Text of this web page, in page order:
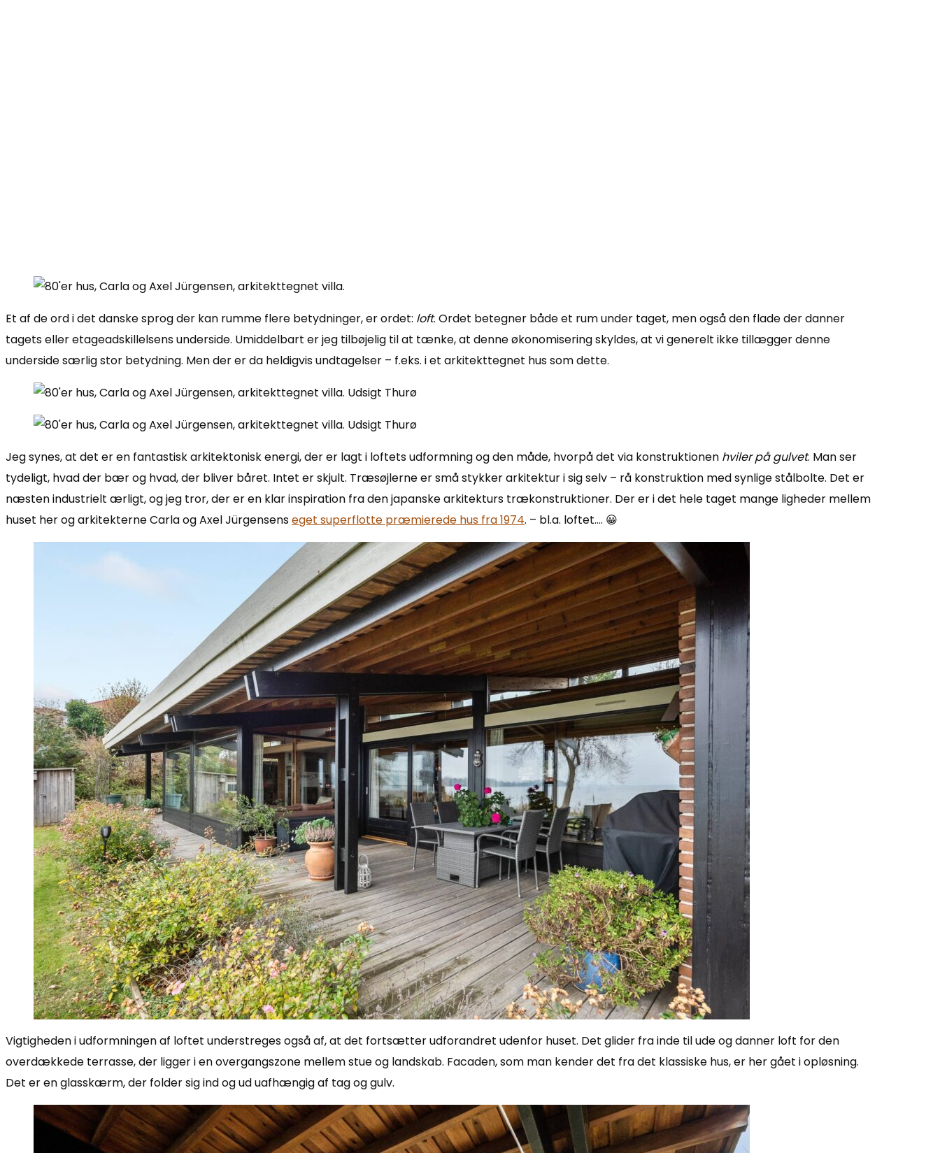
Et af de ord i det danske sprog der kan rumme flere betydninger, er ordet: loft. Ordet betegner både et rum under taget, men også den flade der danner
tagets eller etageadskillelsens underside. Umiddelbart er jeg tilbøjelig til at tænke, at denne økonomisering skyldes, at vi generelt ikke tillægger denne
underside særlig stor betydning. Men der er da heldigvis undtagelser – f.eks. i et arkitekttegnet hus som dette.
Jeg synes, at det er en fantastisk arkitektonisk energi, der er lagt i loftets udformning og den måde, hvorpå det via konstruktionen hviler på gulvet. Man ser
tydeligt, hvad der bær og hvad, der bliver båret. Intet er skjult. Træsøjlerne er små stykker arkitektur i sig selv – rå konstruktion med synlige stålbolte. Det er
næsten industrielt ærligt, og jeg tror, der er en klar inspiration fra den japanske arkitekturs trækonstruktioner. Der er i det hele taget mange ligheder mellem
huset her og arkitekterne Carla og Axel Jürgensenseget superflotte præmierede hus fra 1974. – bl.a. loftet…. 😀
Vigtigheden i udformningen af loftet understreges også af, at det fortsætter udforandret udenfor huset. Det glider fra inde til ude og danner loft for den
overdækkede terrasse, der ligger i en overgangszone mellem stue og landskab. Facaden, som man kender det fra det klassiske hus, er her gået i opløsning.
Det er en glasskærm, der folder sig ind og ud uafhængig af tag og gulv.